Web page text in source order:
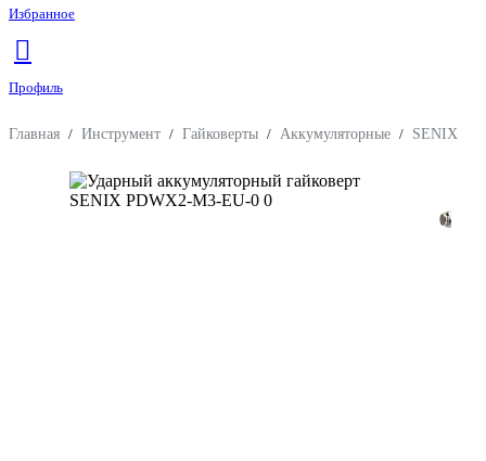
Избранное
Профиль
Главная / Инструмент / Гайковерты / Аккумуляторные / SENIX